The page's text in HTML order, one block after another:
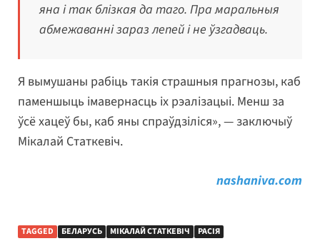
яна і так блізкая да таго. Пра маральныя
абмежаванні зараз лепей і не ўзгадваць.
Я вымушаны рабіць такія страшныя прагнозы, каб
паменшыць імавернасць іх рэалізацыі. Менш за
ўсё хацеў бы, каб яны спраўдзіліся», — заключыў
Мікалай Статкевіч.
nashaniva.com
TAGGED БЕЛАРУСЬ МІКАЛАЙ СТАТКЕВІЧ РАСІЯ